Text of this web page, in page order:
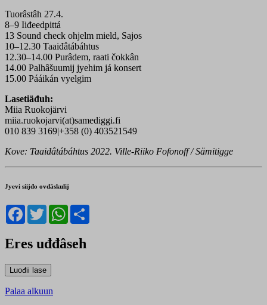
Tuorâstâh 27.4.
8–9 Iiđeedpittá
13 Sound check ohjelm mield, Sajos
10–12.30 Taaiđâtábáhtus
12.30–14.00 Purâdem, raati čokkân
14.00 Palhâšuumij jyehim já konsert
15.00 Pááikán vyelgim
Lasetiäđuh:
Miia Ruokojärvi
miia.ruokojarvi(at)samediggi.fi
010 839 3169|+358 (0) 403521549
Kove: Taaiđâtábáhtus 2022. Ville-Riiko Fofonoff / Sämitigge
Jyevi siijđo ovdâskulij
Facebook
TwitterWhatsApp
Eres uđđâseh
Palaa alkuun